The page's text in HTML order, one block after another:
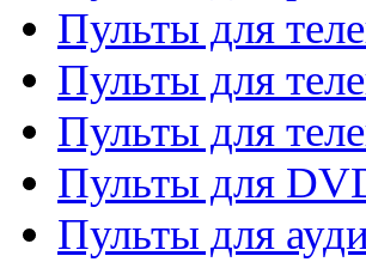
Пульты для
Пульты для
Пульты для
Пульты для
Пульты для